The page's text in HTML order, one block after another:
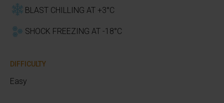
BLAST CHILLING AT +3°C
SHOCK FREEZING AT -18°C
DIFFICULTY
Easy